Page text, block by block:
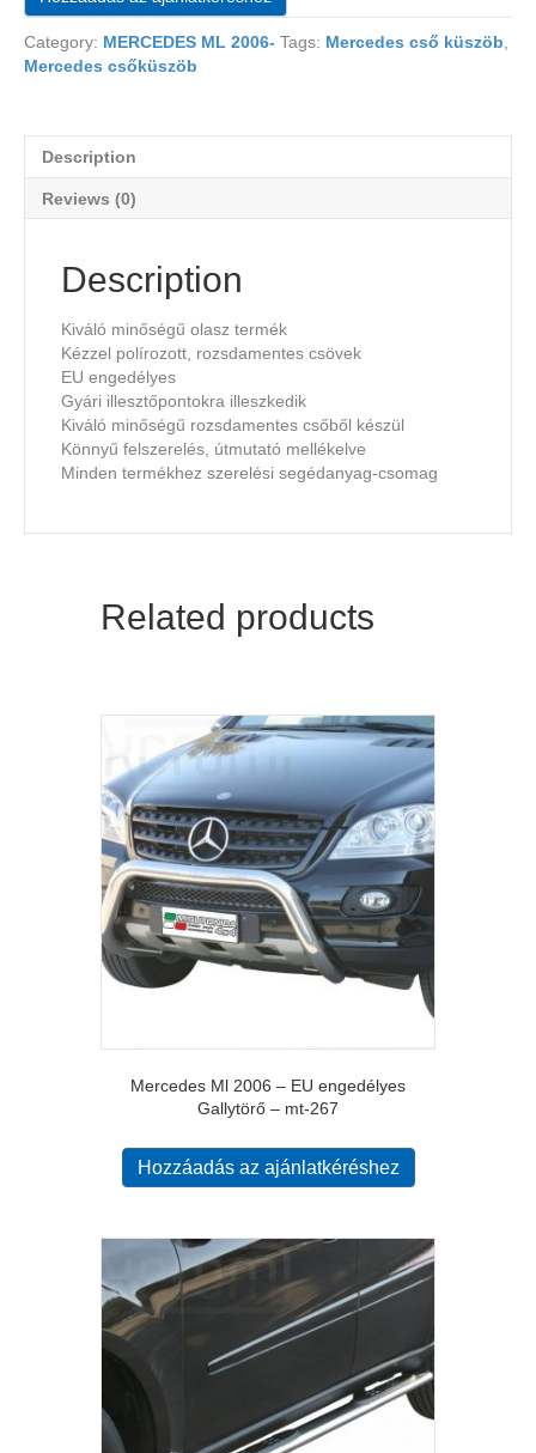
Category: MERCEDES ML 2006- Tags: Mercedes cső küszöb,
Mercedes csőküszöb
Description
Reviews (0)
Description
Kiváló minőségű olasz termék
Kézzel polírozott, rozsdamentes csövek
EU engedélyes
Gyári illesztőpontokra illeszkedik
Kiváló minőségű rozsdamentes csőből készül
Könnyű felszerelés, útmutató mellékelve
Minden termékhez szerelési segédanyag-csomag
Related products
Mercedes Ml 2006 – EU engedélyes
Gallytörő – mt-267
Hozzáadás az ajánlatkéréshez